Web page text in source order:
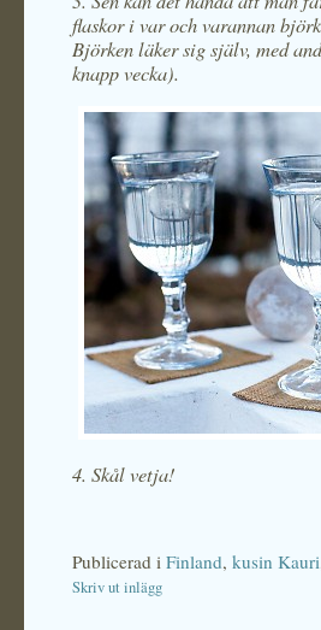
flaskor i var och varannan
Björken läker sig själv, med
knapp vecka).
4. Skål vetja!
Publicerad i Finland, kusin Kauri
Skriv ut inlägg